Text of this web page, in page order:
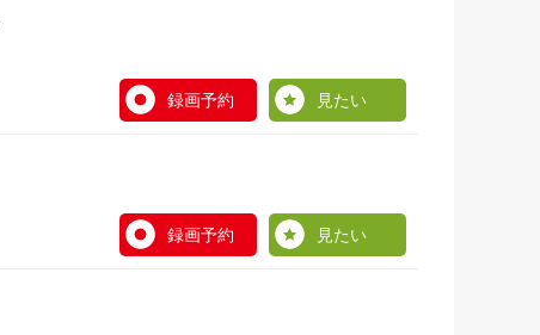
録画予約 見たい
録画予約 見たい